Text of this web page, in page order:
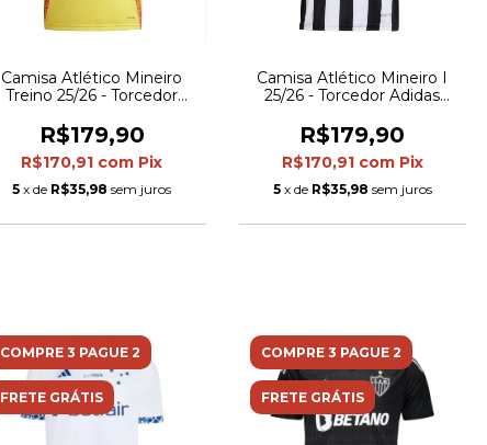
Camisa Atlético Mineiro
Treino 25/26 - Torcedor
e preta
R$179,90
R$170,91 com Pix
5 x de R$35,98 sem juros
Camisa Atlético Mineiro I
25/26 - Torcedor Adidas
brancas com detalhes em
amarelo
R$179,90
R$170,91 com Pix
5 x de R$35,98 sem juros
COMPRE 3 PAGUE 2
FRETE GRÁTIS
COMPRE 3 PAGUE 2
FRETE GRÁTIS